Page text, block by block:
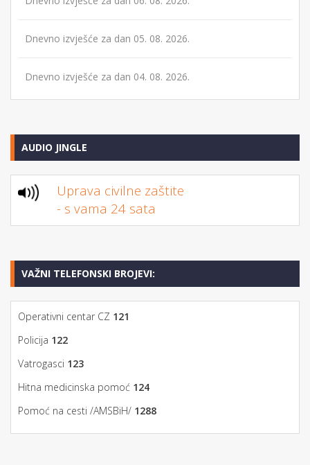
Dnevno izvješće za dan 05. 08. 2026.
Dnevno izvješće za dan 04. 08. 2026.
AUDIO JINGLE
Uprava civilne zaštite
- s vama 24 sata
VAŽNI TELEFONSKI BROJEVI:
Operativni centar CZ 121
Policija 122
Vatrogasci 123
Hitna medicinska pomoć 124
Pomoć na cesti /AMSBiH/ 1288